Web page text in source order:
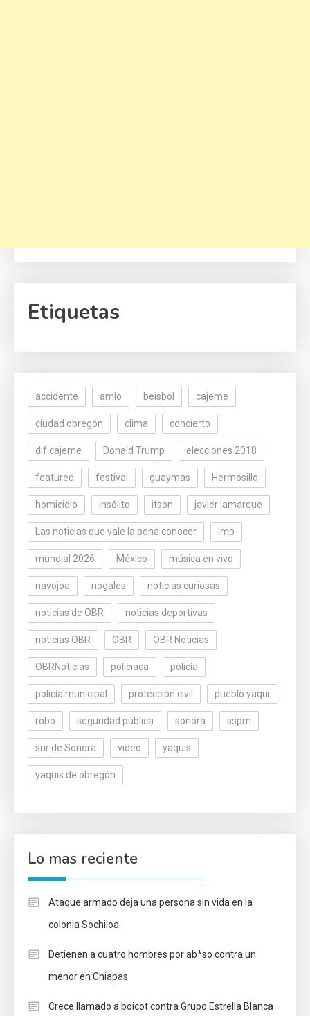
Etiquetas
accidente amlo beisbol cajeme
ciudad obregón clima concierto
dif cajeme Donald Trump elecciones 2018
featured festival guaymas Hermosillo
homicidio insólito itson javier lamarque
Las noticias que vale la pena conocer lmp
mundial 2026 México música en vivo
navojoa nogales noticias curiosas
noticias de OBR noticias deportivas
noticias OBR OBR OBR Noticias
OBRNoticias policiaca policía
policía municipal protección civil pueblo yaqui
robo seguridad pública sonora sspm
sur de Sonora video yaquis
yaquis de obregón
Lo mas reciente
Ataque armado deja una persona sin vida en la
colonia Sochiloa
Detienen a cuatro hombres por ab*so contra un
menor en Chiapas
Crece llamado a boicot contra Grupo Estrella Blanca